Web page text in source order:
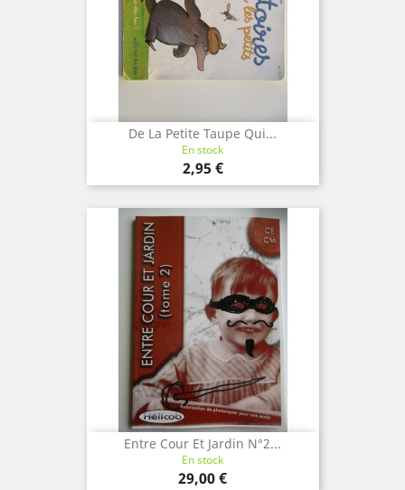
De La Petite Taupe Qui...
En stock
Prix
2,95 €
Entre Cour Et Jardin N°2...
En stock
Prix
29,00 €